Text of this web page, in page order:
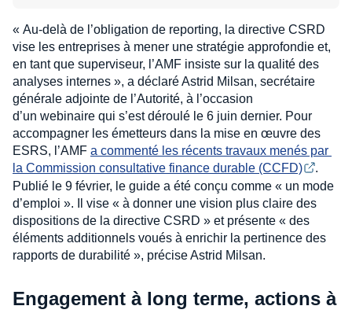
« Au-delà de l’obligation de reporting, la directive CSRD
vise les entreprises à mener une stratégie approfondie et,
en tant que superviseur, l’AMF insiste sur la qualité des
analyses internes », a déclaré Astrid Milsan, secrétaire
générale adjointe de l’Autorité, à l’occasion
d’un webinaire qui s’est déroulé le 6 juin dernier. Pour
accompagner les émetteurs dans la mise en œuvre des
ESRS, l’AMF a commenté les récents travaux menés par
la Commission consultative finance durable (CCFD)
.
Publié le 9 février, le guide a été conçu comme « un mode
d’emploi ». Il vise « à donner une vision plus claire des
dispositions de la directive CSRD » et présente « des
éléments additionnels voués à enrichir la pertinence des
rapports de durabilité », précise Astrid Milsan.
Engagement à long terme, actions à